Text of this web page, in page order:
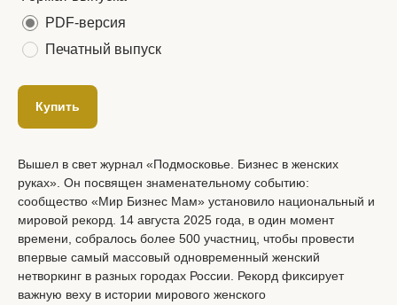
PDF-версия
Печатный выпуск
Купить
Вышел в свет журнал «Подмосковье. Бизнес в женских
руках». Он посвящен знаменательному событию:
сообщество «Мир Бизнес Мам» установило национальный и
мировой рекорд. 14 августа 2025 года, в один момент
времени, собралось более 500 участниц, чтобы провести
впервые самый массовый одновременный женский
нетворкинг в разных городах России. Рекорд фиксирует
важную веху в истории мирового женского